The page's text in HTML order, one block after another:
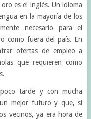
es el inglés. Un idioma
en la mayoría de los
necesario para el
como fuera del país. En
ofertas de empleo a
que requieren como
tarde y con mucha
mejor futuro y que, si
vecinos, ya era hora de